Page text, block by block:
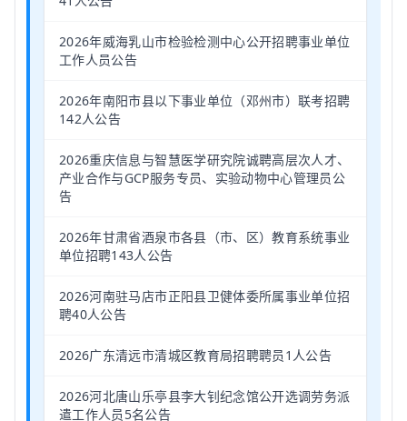
2026年威海乳山市检验检测中心公开招聘事业单位
工作人员公告
2026年南阳市县以下事业单位（邓州市）联考招聘
142人公告
2026重庆信息与智慧医学研究院诚聘高层次人才、
产业合作与GCP服务专员、实验动物中心管理员公
告
2026年甘肃省酒泉市各县（市、区）教育系统事业
单位招聘143人公告
2026河南驻马店市正阳县卫健体委所属事业单位招
聘40人公告
2026广东清远市清城区教育局招聘聘员1人公告
2026河北唐山乐亭县李大钊纪念馆公开选调劳务派
遣工作人员5名公告